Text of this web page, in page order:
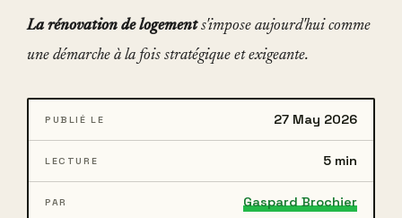
La rénovation de logements'impose aujourd'hui comme
une démarche à la fois stratégique et exigeante.
PUBLIÉ LE 27 May 2026
LECTURE 5 min
PAR Gaspard Brochier